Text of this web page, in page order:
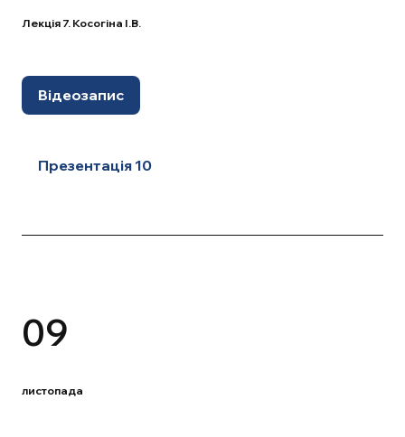
Лекція 7. Косогіна І.В.
Відеозапис
Презентація 10
09
листопада